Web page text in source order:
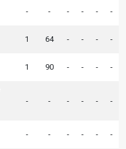
- - - - - -
1 64 - - - -
1 90 - - - -
- - - - - -
- - - - - -